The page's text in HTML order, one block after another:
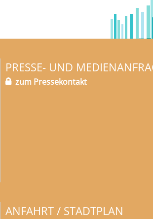
PRESSE- UND
zum Pressekontakt
ANFAHRT / STADTPLAN